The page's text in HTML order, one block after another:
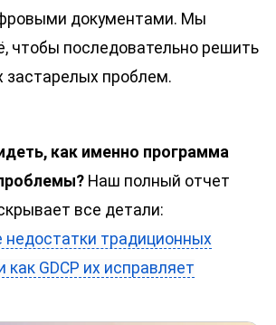
документами. Мы
чтобы последовательно решить
застарелых проблем.
как именно программа
Наш полный отчет
все детали:
недостатки традиционных
как GDCP их исправляет